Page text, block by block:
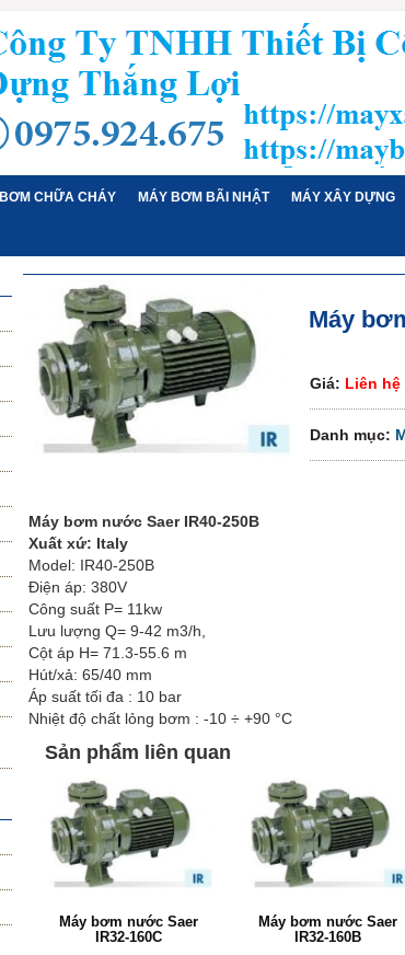
BƠM CHỮA CHÁY MÁY BƠM BÃI NHẬT MÁY XÂY DỰNG
Máy
Giá: Liên hệ
Danh mục:
Máy bơm nước Saer IR40-250B
Xuất xứ: Italy
Model: IR40-250B
Điện áp: 380V
Công suất P= 11kw
Lưu lượng Q= 9-42 m3/h,
Cột áp H= 71.3-55.6 m
Hút/xả: 65/40 mm
Áp suất tối đa : 10 bar
Nhiệt độ chất lỏng bơm : -10 ÷ +90 °C
Sản phẩm liên quan
Máy bơm nước Saer
IR32-160C
Máy bơm nước Saer
IR32-160B